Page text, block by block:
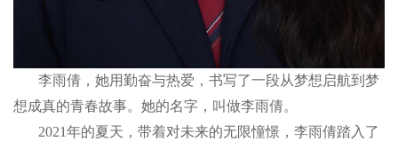
李雨倩，她用勤奋与热爱，书写了一段从梦想启航到梦
想成真的青春故事。她的名字，叫做李雨倩。
2021年的夏天，带着对未来的无限憧憬，李雨倩踏入了